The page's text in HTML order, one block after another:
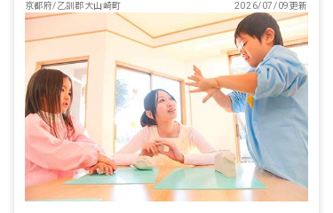
京都府/乙訓郡大山崎町
2026/07/09更新